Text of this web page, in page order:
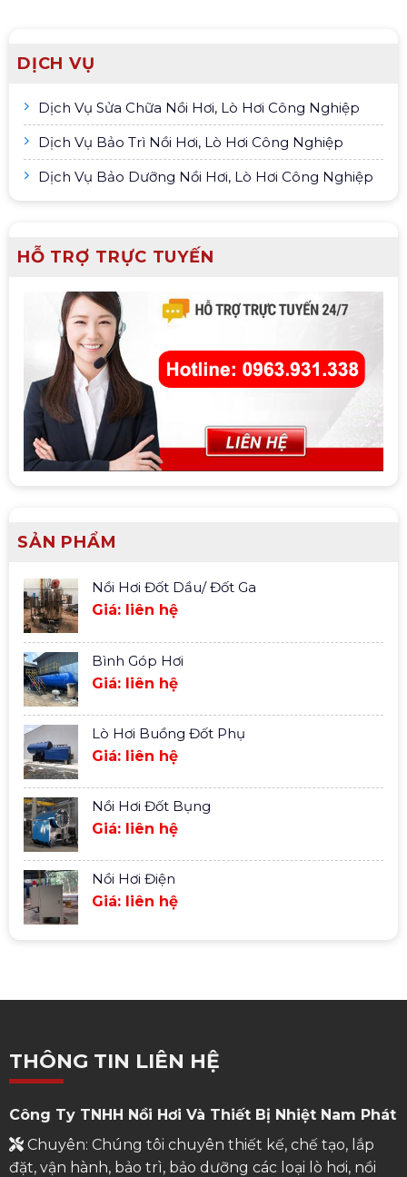
DỊCH VỤ
Dịch Vụ Sửa Chữa Nồi Hơi, Lò Hơi Công Nghiệp
Dịch Vụ Bảo Trì Nồi Hơi, Lò Hơi Công Nghiệp
Dịch Vụ Bảo Dưỡng Nồi Hơi, Lò Hơi Công Nghiệp
HỖ TRỢ TRỰC TUYẾN
SẢN PHẨM
Nồi Hơi Đốt Dầu/ Đốt Ga
Giá: liên hệ
Bình Góp Hơi
Giá: liên hệ
Lò Hơi Buồng Đốt Phụ
Giá: liên hệ
Nồi Hơi Đốt Bụng
Giá: liên hệ
Nồi Hơi Điện
Giá: liên hệ
THÔNG TIN LIÊN HỆ
Công Ty TNHH Nồi Hơi Và Thiết Bị Nhiệt Nam Phát
Chuyên: Chúng tôi chuyên thiết kế, chế tạo, lắp
đặt, vận hành, bảo trì, bảo dưỡng các loại lò hơi, nồi